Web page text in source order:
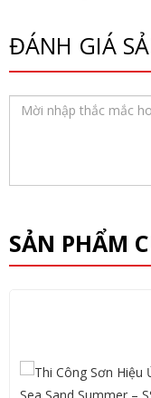
ĐÁNH GIÁ
SẢN PHẨM